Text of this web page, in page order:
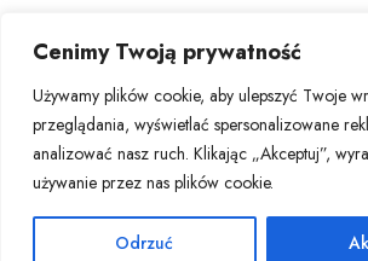
Cenimy Twoją prywatność
Używamy plików cookie, aby ulepszyć Twoje
przeglądania, wyświetlać spersonalizowane
analizować nasz ruch. Klikając „Akceptuj”,
używanie przez nas plików cookie.
Odrzuć